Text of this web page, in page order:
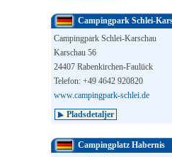
Campingpark Schlei-
Campingpark Schlei-Karschau
Karschau 56
24407 Rabenkirchen-Faulück
Telefon: +49 4642 920820
www.campingpark-schlei.de
Pladsdetaljer
Campingplatz Habernis